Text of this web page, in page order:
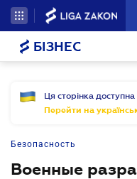
БІЗНЕС
Ця сторінка
Перейти на
Безопасность
Военные